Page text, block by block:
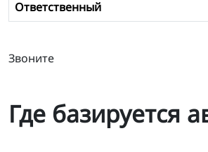
Ответственный
Звоните
Где базируется